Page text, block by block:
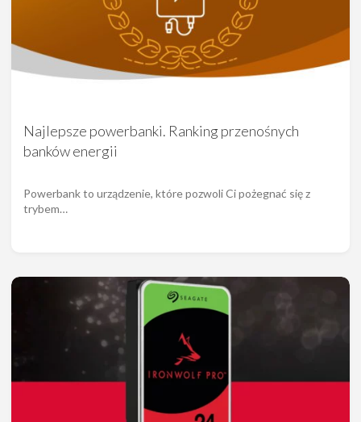
Najlepsze powerbanki. Ranking przenośnych
banków energii
Powerbank to urządzenie, które pozwoli Ci pożegnać się z
trybem…